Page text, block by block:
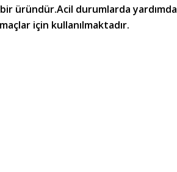
üründür.Acil durumlarda yardımda
için kullanılmaktadır.